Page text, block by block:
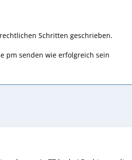
Schritten geschrieben.
pm senden wie erfolgreich sein